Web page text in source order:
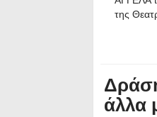
της
άλλα